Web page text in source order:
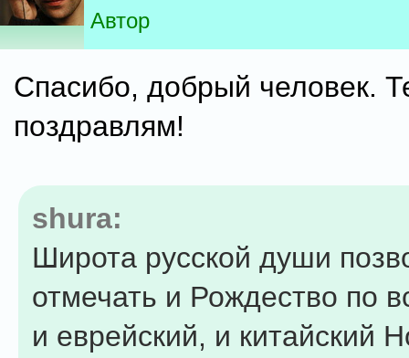
Автор
Спасибо, добрый человек.
поздравлям!
shura:
Широта русской души
отмечать и Рождество по
и еврейский, и китайский